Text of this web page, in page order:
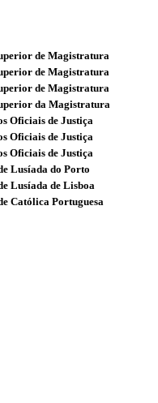
de Magistratura
de Magistratura
de Magistratura
da Magistratura
Oficiais de Justiça
Oficiais de Justiça
Oficiais de Justiça
Lusíada do Porto
Lusíada de Lisboa
Católica Portuguesa